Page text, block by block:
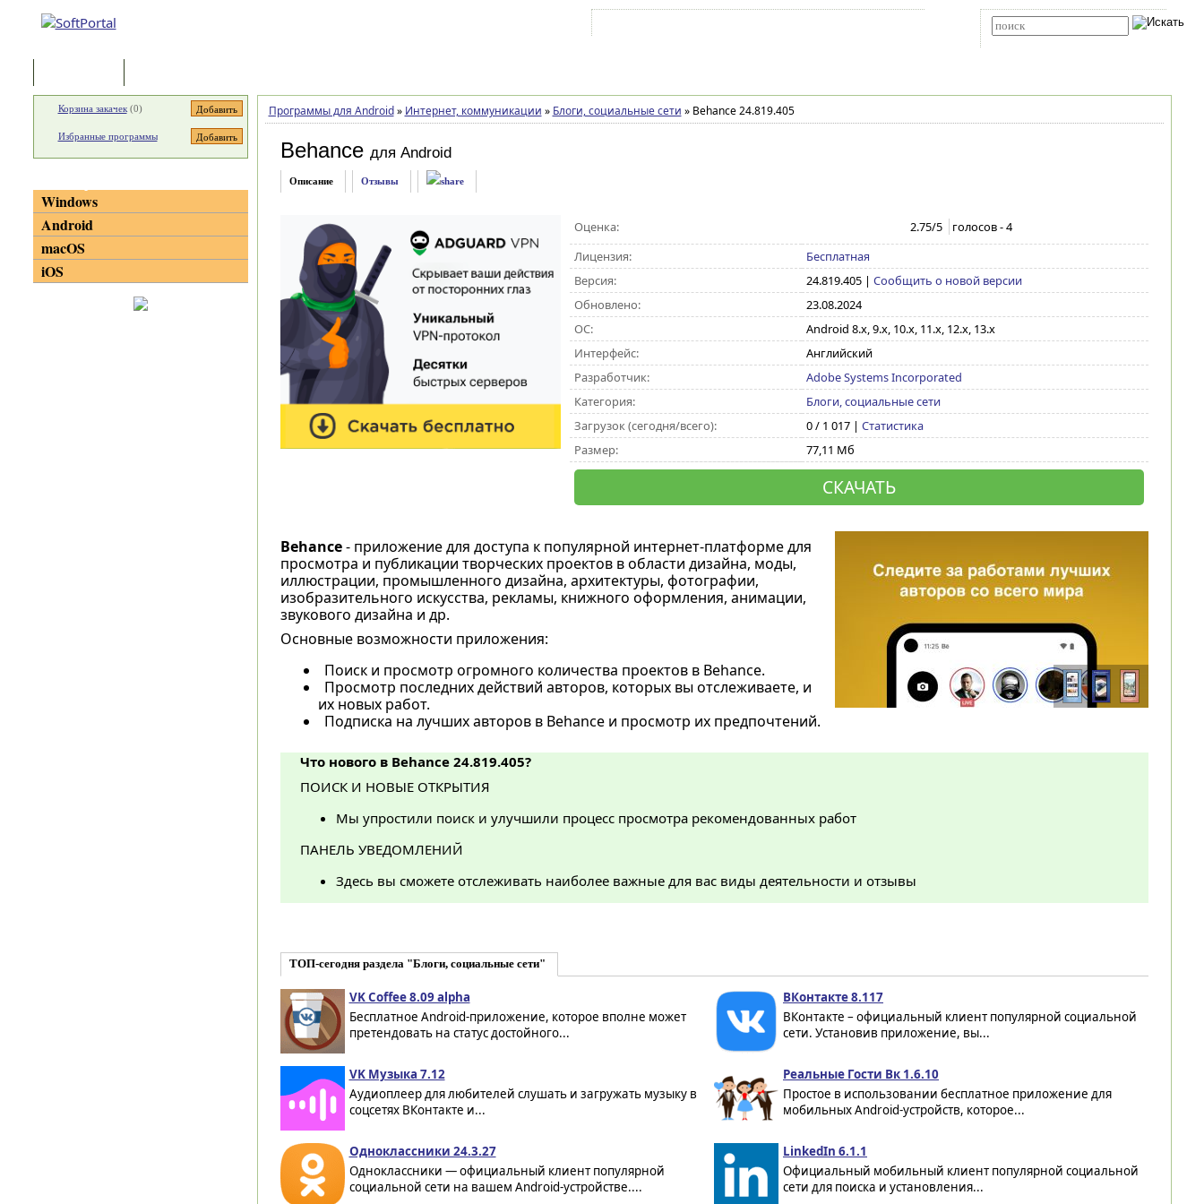
Программы для Android » Интернет, коммуникации » Блоги, социальные сети »Behance 24.819.405
Behance для Android
Описание Отзывы
Оценка: 2.75/5 голосов -4
Лицензия:
Бесплатная
Версия:
24.819.405| Сообщить о новой версии
Обновлено:
23.08.2024
ОС:
Android 8.x, 9.x, 10.x, 11.x, 12.x, 13.x
Интерфейс:
Английский
Разработчик:
Adobe Systems Incorporated
Категория:
Блоги, социальные сети
Загрузок (сегодня/всего):
0 / 1 017 | Статистика
Размер:
77,11 Мб
СКАЧАТЬ
Behance- приложение для доступа к популярной интернет-платформе для
просмотра и публикации творческих проектов в области дизайна, моды,
иллюстрации, промышленного дизайна, архитектуры, фотографии,
изобразительного искусства, рекламы, книжного оформления, анимации,
звукового дизайна и др.
Основные возможности приложения:
Поиск и просмотр огромного количества проектов в Behance.
Просмотр последних действий авторов, которых вы отслеживаете, и
их новых работ.
Подписка на лучших авторов в Behance и просмотр их предпочтений.
Что нового в Behance 24.819.405?
ПОИСК И НОВЫЕ ОТКРЫТИЯ
Мы упростили поиск и улучшили процесс просмотра рекомендованных работ
ПАНЕЛЬ УВЕДОМЛЕНИЙ
Здесь вы сможете отслеживать наиболее важные для вас виды деятельности и отзывы
ТОП-сегодня раздела "Блоги, социальные сети"
VK Coffee 8.09 alpha
Бесплатное Android-приложение, которое вполне может
претендовать на статус достойного...
ВКонтакте 8.117
ВКонтакте – официальный клиент популярной социальной
сети. Установив приложение, вы...
VK Музыка 7.12
Аудиоплеер для любителей слушать и загружать музыку в
соцсетях ВКонтакте и...
Реальные Гости Вк 1.6.10
Простое в использовании бесплатное приложение для
мобильных Android-устройств, которое...
Одноклассники 24.3.27
Одноклассники — официальный клиент популярной
социальной сети на вашем Android-устройстве....
LinkedIn 6.1.1
Официальный мобильный клиент популярной социальной
сети для поиска и установления...
Корзина закачек(0)
Избранные программы
Windows
Android
macOS
iOS